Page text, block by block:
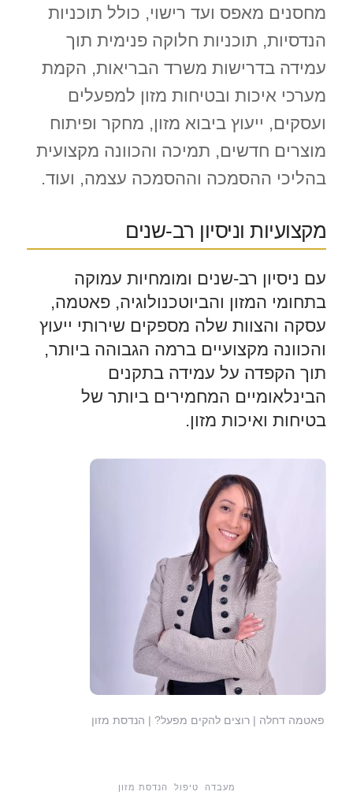
הנדסת מזון טיפול מעבדה
מחסנים מאפס ועד רישוי, כולל תוכניות
הנדסיות, תוכניות חלוקה פנימית תוך
עמידה בדרישות משרד הבריאות, הקמת
מערכי איכות ובטיחות מזון למפעלים
ועסקים, ייעוץ ביבוא מזון, מחקר ופיתוח
מוצרים חדשים, תמיכה והכוונה מקצועית
בהליכי ההסמכה וההסמכה עצמה, ועוד.
מקצועיות וניסיון רב-שנים
עם ניסיון רב-שנים ומומחיות עמוקה
בתחומי המזון והביוטכנולוגיה, פאטמה,
עסקה והצוות שלה מספקים שירותי ייעוץ
והכוונה מקצועיים ברמה הגבוהה ביותר,
תוך הקפדה על עמידה בתקנים
הבינלאומיים המחמירים ביותר של
בטיחות ואיכות מזון.
פאטמה דחלה | רוצים להקים מפעל? | הנדסת מזון